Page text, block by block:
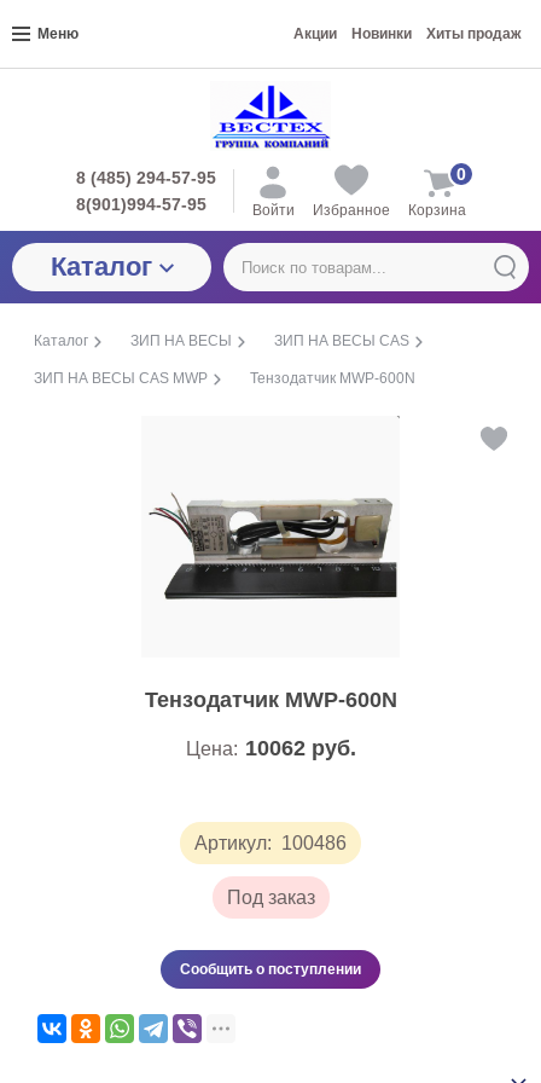
Меню Акции Новинки Хиты продаж
8 (485) 294-57-95
8(901)994-57-95
Войти Избранное Корзина
0
Каталог
Каталог ЗИП НА ВЕСЫ ЗИП НА ВЕСЫ CAS
ЗИП НА ВЕСЫ CAS MWP Тензодатчик MWP-600N
Тензодатчик MWP-600N
Артикул: 100486
Под заказ
Цена: 10062 руб.
Сообщить о поступлении